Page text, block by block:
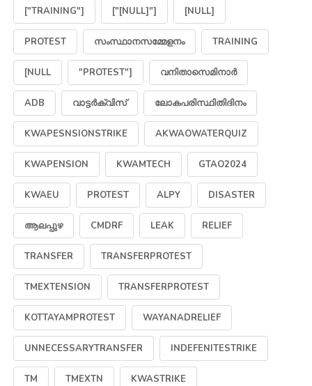
["TRAINING"] ["[NULL]"] [NULL]
PROTEST സംസ്ഥാനസമ്മേളനം TRAINING
[NULL "PROTEST"] വനിതാസെമിനാർ
ADB വാട്ടർക്വിസ് ലോകപരിസ്ഥിതിദിനം
KWAPESNSIONSTRIKE AKWAOWATERQUIZ
KWAPENSION KWAMTECH GTAO2024
KWAEU PROTEST ALPY DISASTER
ആലപ്പുഴ CMDRF LEAK RELIEF
TRANSFER TRANSFERPROTEST
TMEXTENSION TRANSFERPROTEST
KOTTAYAMPROTEST WAYANADRELIEF
UNNECESSARYTRANSFER INDEFENITESTRIKE
TM TMEXTN KWASTRIKE